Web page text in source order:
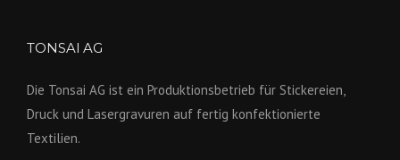
TONSAI AG
Die Tonsai AG ist ein Produktions­betrieb für Stickereien,
Druck und Lasergravuren auf fertig konfek­tionierte
Textilien.